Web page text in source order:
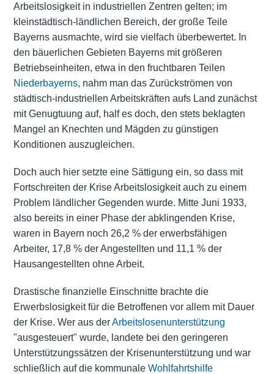
Arbeitslosigkeit in industriellen Zentren gelten; im
kleinstädtisch-ländlichen Bereich, der große Teile
Bayerns ausmachte, wird sie vielfach überbewertet. In
den bäuerlichen Gebieten Bayerns mit größeren
Betriebseinheiten, etwa in den fruchtbaren Teilen
Niederbayerns, nahm man das Zurückströmen von
städtisch-industriellen Arbeitskräften aufs Land zunächst
mit Genugtuung auf, half es doch, den stets beklagten
Mangel an Knechten und Mägden zu günstigen
Konditionen auszugleichen.
Doch auch hier setzte eine Sättigung ein, so dass mit
Fortschreiten der Krise Arbeitslosigkeit auch zu einem
Problem ländlicher Gegenden wurde. Mitte Juni 1933,
also bereits in einer Phase der abklingenden Krise,
waren in Bayern noch 26,2 % der erwerbsfähigen
Arbeiter, 17,8 % der Angestellten und 11,1 % der
Hausangestellten ohne Arbeit.
Drastische finanzielle Einschnitte brachte die
Erwerbslosigkeit für die Betroffenen vor allem mit Dauer
der Krise. Wer aus derArbeitslosenunterstützung
"ausgesteuert" wurde, landete bei den geringeren
Unterstützungssätzen der Krisenunterstützung und war
schließlich auf die kommunale Wohlfahrtshilfe